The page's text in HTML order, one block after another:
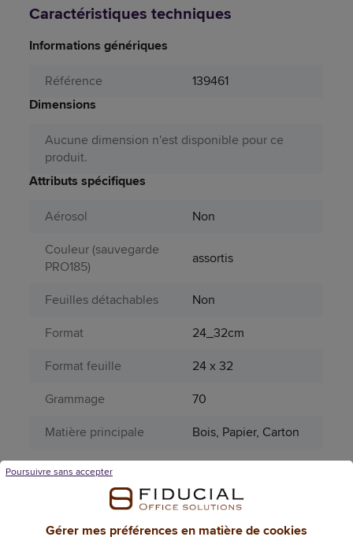
Caractéristiques techniques
Informations génériques
Référence
139461
Dimensions
Aucune dimension n'est disponible pour ce
produit.
Attributs spécifiques
Aérosol
Non
Couleur (sauvegarde
PRO185)
assortis
Feuilles détachables
Non
Format
24_32cm
Format feuille
24 x 32
Grammage
70
Matière principale
Bois, Papier, Carton
Nombre de pages
96
Page catalogue
736
Gérer mes préférences en matière de cookies
Poursuivre sans accepter